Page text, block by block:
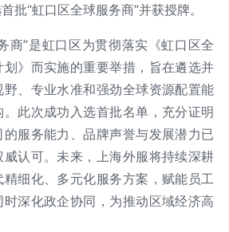
批“虹口区全球服务商”并获授牌。
商”是虹口区为贯彻落实《虹口区全
》而实施的重要举措，旨在遴选并
、专业水准和强劲全球资源配置能
此次成功入选首批名单，充分证明
服务能力、品牌声誉与发展潜力已
认可。未来，上海外服将持续深耕
精细化、多元化服务方案，赋能员工
深化政企协同，为推动区域经济高